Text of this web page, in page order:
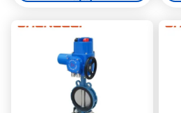
αμβλυντή/HVAC